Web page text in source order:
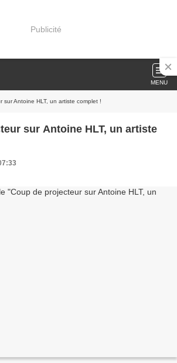
Publicité
MENU
sur Antoine HLT, un artiste complet !
sur Antoine HLT, un artiste